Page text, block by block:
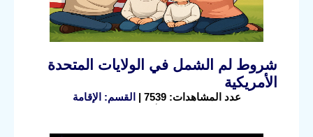
شروط لم الشمل في الولايات المتحدة
الأمريكية
عدد المشاهدات: 7539 | القسم: الإقامة